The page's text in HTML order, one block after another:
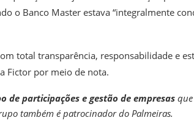
o Banco Master estava “integralmente
total transparência, responsabilidade e
Fictor por meio de nota.
de participações e gestão de empresas
também é patrocinador do Palmeiras.